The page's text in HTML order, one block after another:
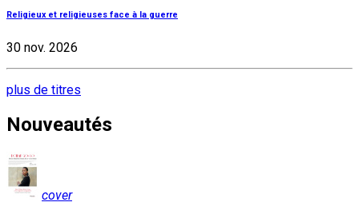
Religieux et religieuses face à la guerre
30 nov. 2026
plus de titres
Nouveautés
cover